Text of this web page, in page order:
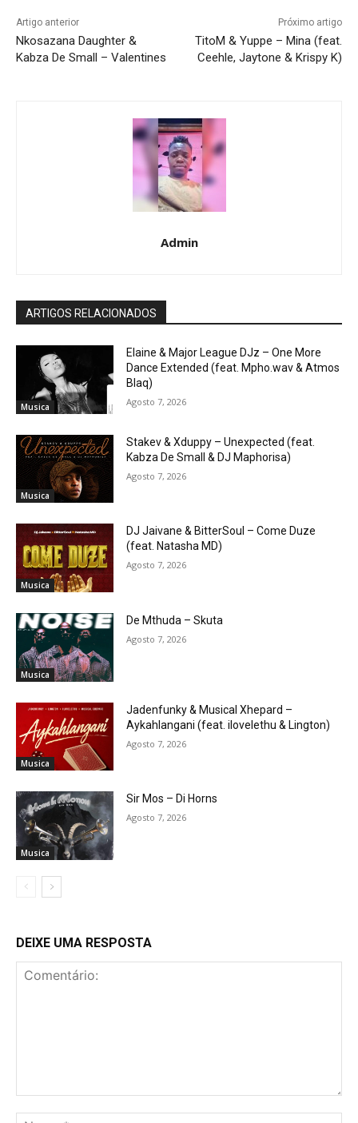
Artigo anterior
Nkosazana Daughter &
Kabza De Small – Valentines
Próximo artigo
TitoM & Yuppe – Mina (feat.
Ceehle, Jaytone & Krispy K)
Admin
ARTIGOS RELACIONADOS
Musica
Elaine & Major League DJz – One More
Dance Extended (feat. Mpho.wav & Atmos
Blaq)
Agosto 7, 2026
Musica
Stakev & Xduppy – Unexpected (feat.
Kabza De Small & DJ Maphorisa)
Agosto 7, 2026
Musica
DJ Jaivane & BitterSoul – Come Duze
(feat. Natasha MD)
Agosto 7, 2026
Musica
De Mthuda – Skuta
Agosto 7, 2026
Musica
Jadenfunky & Musical Xhepard –
Aykahlangani (feat. ilovelethu & Lington)
Agosto 7, 2026
Musica
Sir Mos – Di Horns
Agosto 7, 2026
DEIXE UMA RESPOSTA